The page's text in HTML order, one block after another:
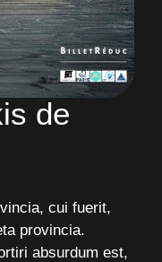
de
cui fuerit,
provincia.
absurdum est,